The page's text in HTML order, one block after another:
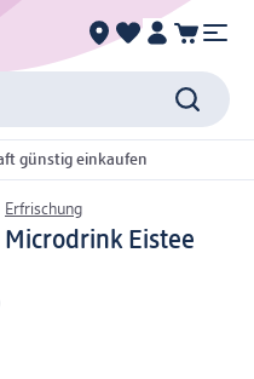
günstig einkaufen
Erfrischung
Eistee